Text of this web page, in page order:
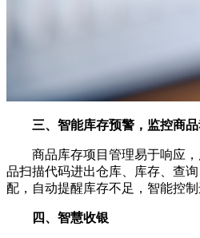
三、智能库存预警，监控商品
商品库存项目管理易于响应，
品扫描代码进出仓库、库存、查
配，自动提醒库存不足，智能控制
四、智慧收银